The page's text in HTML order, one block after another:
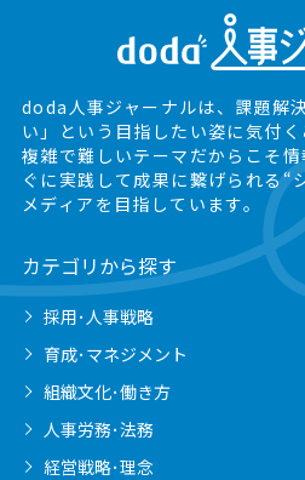
doda人事ジャーナルは、課題解
い」という目指したい姿に気付く
複雑で難しいテーマだからこそ情
ぐに実践して成果に繋げられる“
メディアを目指しています。
カテゴリから探す
採用･人事戦略
育成･マネジメント
組織文化･働き方
人事労務･法務
経営戦略･理念